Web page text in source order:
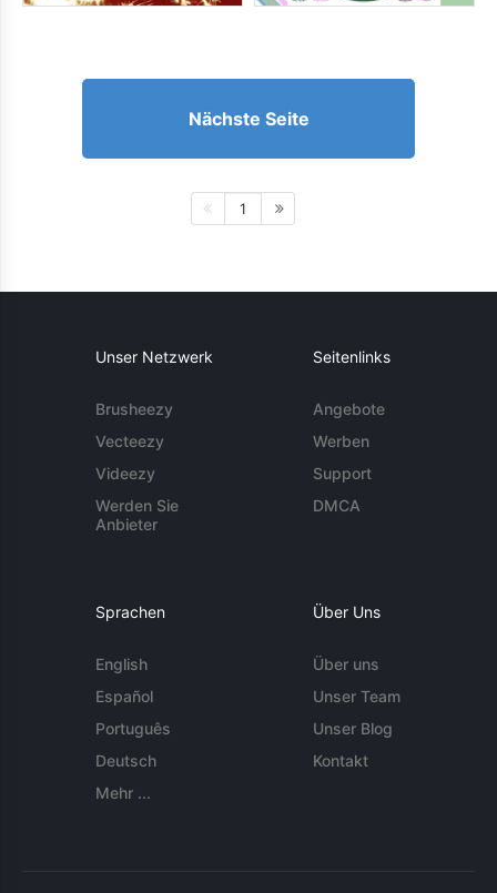
Nächste Seite
1
Unser Netzwerk
Brusheezy
Vecteezy
Videezy
Werden Sie
Anbieter
Seitenlinks
Angebote
Werben
Support
DMCA
Sprachen
English
Español
Português
Deutsch
Mehr ...
Über Uns
Über uns
Unser Team
Unser Blog
Kontakt